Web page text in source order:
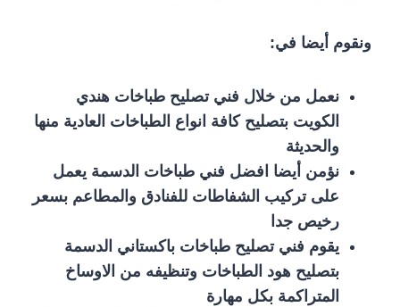
ونقوم أيضا في:
نعمل من خلال فني تصليح طباخات هندي
الكويت بتصليح كافة انواع الطباخات العادية منها
والحديثة
نؤمن أيضا افضل فني طباخات الدسمة يعمل
على تركيب الشفاطات للفنادق والمطاعم بسعر
رخيص جدا
يقوم فني تصليح طباخات باكستاني الدسمة
بتصليح هود الطباخات وتنظيفه من الاوساخ
المتراكمة بكل مهارة